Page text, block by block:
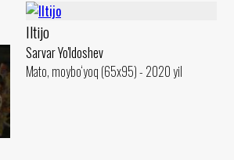
Iltijo
Sarvar Yo'ldoshev
Mato, moybo‘yoq (65x95) - 2020 yil